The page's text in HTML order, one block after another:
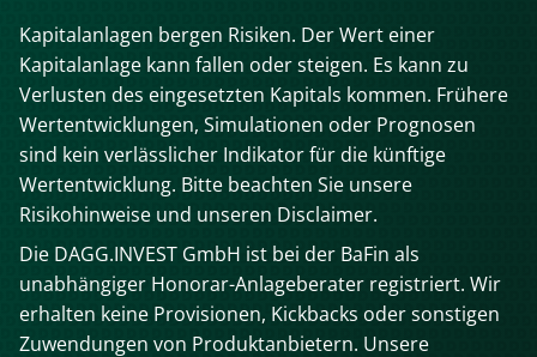
Kapitalanlagen bergen Risiken. Der Wert einer
Kapitalanlage kann fallen oder steigen. Es kann zu
Verlusten des eingesetzten Kapitals kommen. Frühere
Wertentwicklungen, Simulationen oder Prognosen
sind kein verlässlicher Indikator für die künftige
Wertentwicklung. Bitte beachten Sie unsere
Risikohinweise und unseren Disclaimer.
Die DAGG.INVEST GmbH ist bei der BaFin als
unabhängiger Honorar-Anlageberater registriert. Wir
erhalten keine Provisionen, Kickbacks oder sonstigen
Zuwendungen von Produktanbietern. Unsere